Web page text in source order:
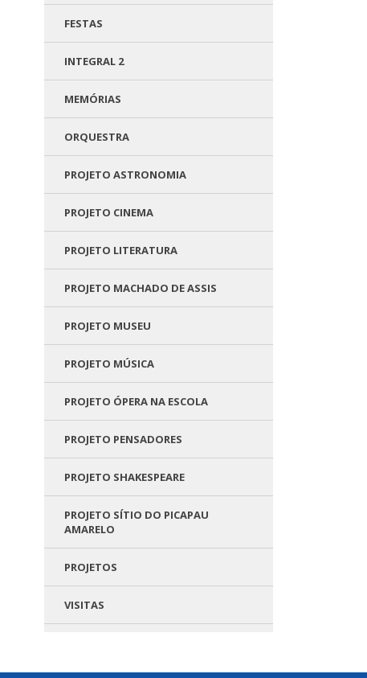
FESTAS
INTEGRAL 2
MEMÓRIAS
ORQUESTRA
PROJETO ASTRONOMIA
PROJETO CINEMA
PROJETO LITERATURA
PROJETO MACHADO DE ASSIS
PROJETO MUSEU
PROJETO MÚSICA
PROJETO ÓPERA NA ESCOLA
PROJETO PENSADORES
PROJETO SHAKESPEARE
PROJETO SÍTIO DO PICAPAU
AMARELO
PROJETOS
VISITAS